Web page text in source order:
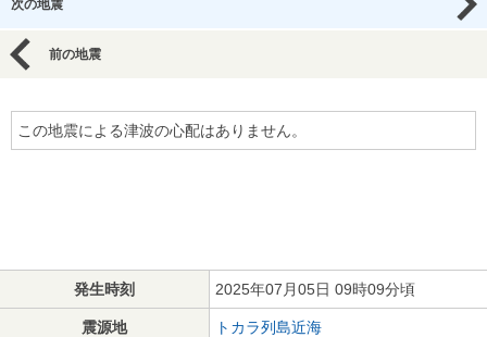
次の地震
前の地震
この地震による津波の心配はありません。
発生時刻 2025年07月05日 09時09分頃
震源地 トカラ列島近海